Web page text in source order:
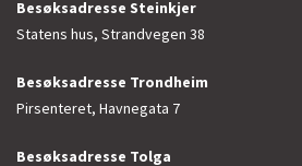
Besøksadresse Steinkjer
Statens hus, Strandvegen 38
Besøksadresse Trondheim
Pirsenteret, Havnegata 7
Besøksadresse Tolga